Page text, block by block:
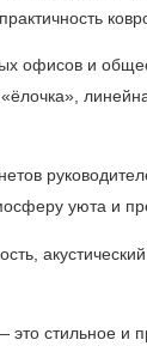
офисов и
уюта и
это стильное и